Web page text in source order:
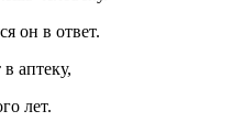
в ответ.
лет.